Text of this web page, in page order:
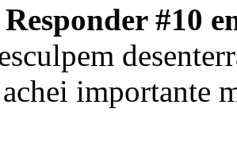
Responder #10
importante